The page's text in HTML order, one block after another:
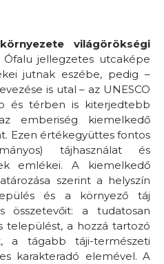
világörökségi
jellegzetes utcaképe
jutnak eszébe, pedig –
is utal – az UNESCO
és térben is kiterjedtebb
emberiség kiemelkedő
Ezen értékegyüttes fontos
tájhasználat és
emlékei. A kiemelkedő
szerint a helyszín
és a környező táj
összetevőit: a tudatosan
települést, a hozzá tartozó
a tágabb táji-természeti
karakteradó elemével. A